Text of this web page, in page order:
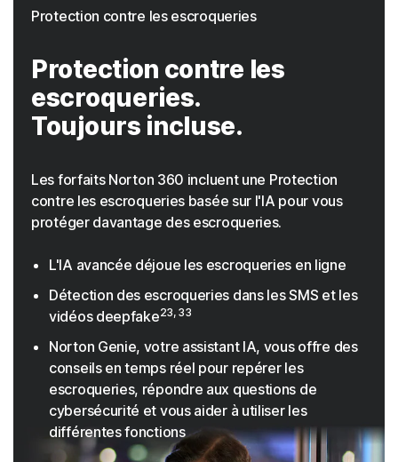
Protection contre les escroqueries
Protection contre les
escroqueries.
Toujours incluse.
Les forfaits Norton 360 incluent une Protection
contre les escroqueries basée sur l'IA pour vous
protéger davantage des escroqueries.
L'IA avancée déjoue les escroqueries en ligne
Détection des escroqueries dans les SMS et les
vidéos deepfake23, 33
Norton Genie, votre assistant IA, vous offre des
conseils en temps réel pour repérer les
escroqueries, répondre aux questions de
cybersécurité et vous aider à utiliser les
différentes fonctions